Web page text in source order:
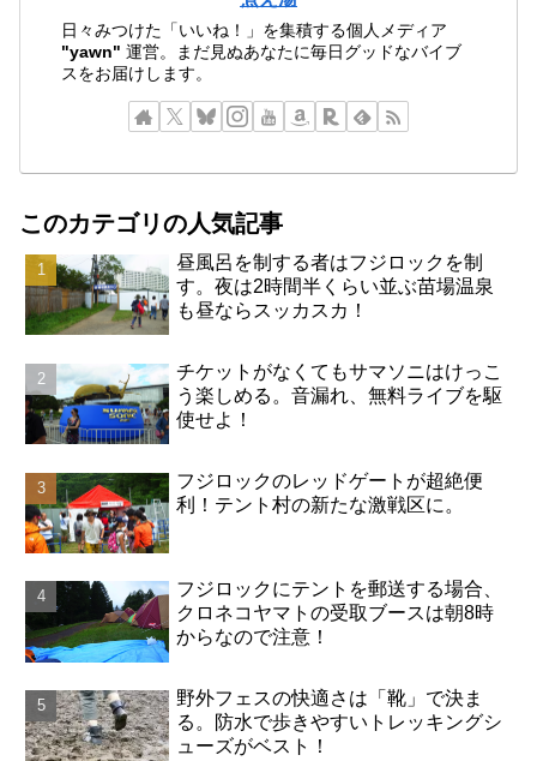
日々みつけた「いいね！」を集積する個人メディア
"yawn" 運営。まだ見ぬあなたに毎日グッドなバイブ
スをお届けします。
このカテゴリの人気記事
昼風呂を制する者はフジロックを制
す。夜は2時間半くらい並ぶ苗場温泉
も昼ならスッカスカ！
チケットがなくてもサマソニはけっこ
う楽しめる。音漏れ、無料ライブを駆
使せよ！
フジロックのレッドゲートが超絶便
利！テント村の新たな激戦区に。
フジロックにテントを郵送する場合、
クロネコヤマトの受取ブースは朝8時
からなので注意！
野外フェスの快適さは「靴」で決ま
る。防水で歩きやすいトレッキングシ
ューズがベスト！